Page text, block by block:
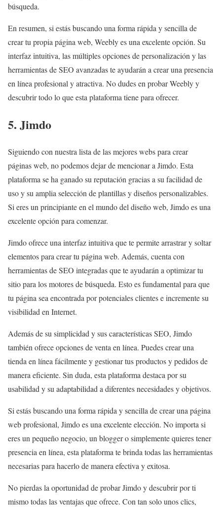
búsqueda.
En resumen, si estás buscando una forma rápida y sencilla de
crear tu propia página web, Weebly es una excelente opción. Su
interfaz intuitiva, las múltiples opciones de personalización y las
herramientas de SEO avanzadas te ayudarán a crear una presencia
en línea profesional y atractiva. No dudes en probar Weebly y
descubrir todo lo que esta plataforma tiene para ofrecer.
5. Jimdo
Siguiendo con nuestra lista de las mejores webs para crear
páginas web, no podemos dejar de mencionar a Jimdo. Esta
plataforma se ha ganado su reputación gracias a su facilidad de
uso y su amplia selección de plantillas y diseños personalizables.
Si eres un principiante en el mundo del diseño web, Jimdo es una
excelente opción para comenzar.
Jimdo ofrece una interfaz intuitiva que te permite arrastrar y soltar
elementos para crear tu página web. Además, cuenta con
herramientas de SEO integradas que te ayudarán a optimizar tu
sitio para los motores de búsqueda. Esto es fundamental para que
tu página sea encontrada por potenciales clientes e incremente su
visibilidad en Internet.
Además de su simplicidad y sus características SEO, Jimdo
también ofrece opciones de venta en línea. Puedes crear una
tienda en línea fácilmente y gestionar tus productos y pedidos de
manera eficiente. Sin duda, esta plataforma destaca por su
usabilidad y su adaptabilidad a diferentes necesidades y objetivos.
Si estás buscando una forma rápida y sencilla de crear una página
web profesional, Jimdo es una excelente elección. No importa si
eres un pequeño negocio, un blogger o simplemente quieres tener
presencia en línea, esta plataforma te brinda todas las herramientas
necesarias para hacerlo de manera efectiva y exitosa.
No pierdas la oportunidad de probar Jimdo y descubrir por ti
mismo todas las ventajas que ofrece. Con tan solo unos clics,